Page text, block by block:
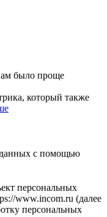
было проще
который также
данных с помощью
персональных
www.incom.ru (далее
персональных